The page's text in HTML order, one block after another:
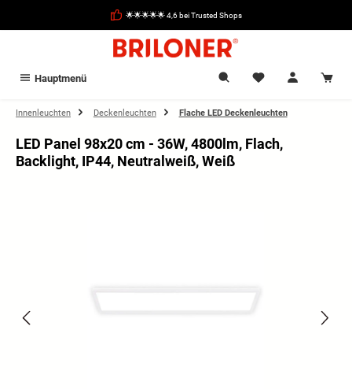
🌟🌟🌟🌟🌟 4,6 bei Trusted Shops
Hauptmenü
Innenleuchten Deckenleuchten Flache LED Deckenleuchten
LED Panel 98x20 cm - 36W, 4800lm, Flach,
Backlight, IP44, Neutralweiß, Weiß